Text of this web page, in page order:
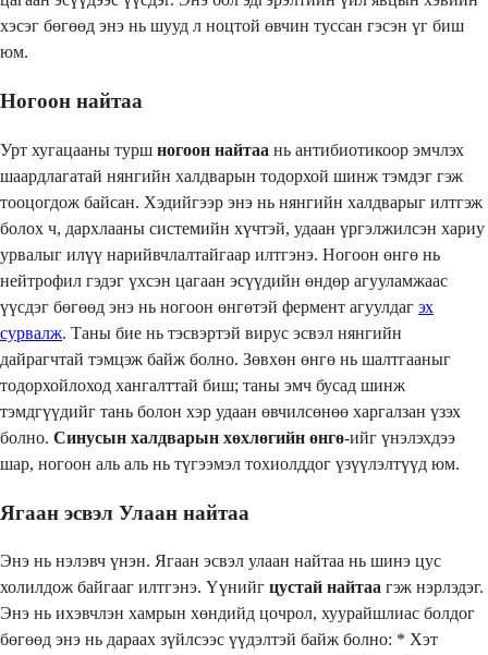
хэсэг бөгөөд энэ нь шууд л ноцтой өвчин туссан гэсэн үг биш
юм.
Ногоон найтаа
Урт хугацааны турш ногоон найтаа нь антибиотикоор эмчлэх
шаардлагатай нянгийн халдварын тодорхой шинж тэмдэг гэж
тооцогдож байсан. Хэдийгээр энэ нь нянгийн халдварыг илтгэж
болох ч, дархлааны системийн хүчтэй, удаан үргэлжилсэн хариу
урвалыг илүү нарийвчлалтайгаар илтгэнэ. Ногоон өнгө нь
нейтрофил гэдэг үхсэн цагаан эсүүдийн өндөр агууламжаас
үүсдэг бөгөөд энэ нь ногоон өнгөтэй фермент агуулдаг эх
сурвалж. Таны бие нь тэсвэртэй вирус эсвэл нянгийн
дайрагчтай тэмцэж байж болно. Зөвхөн өнгө нь шалтгааныг
тодорхойлоход хангалттай биш; таны эмч бусад шинж
тэмдгүүдийг тань болон хэр удаан өвчилсөнөө харгалзан үзэх
болно. Синусын халдварын хөхлөгийн өнгө-ийг үнэлэхдээ
шар, ногоон аль аль нь түгээмэл тохиолддог үзүүлэлтүүд юм.
Ягаан эсвэл Улаан найтаа
Энэ нь нэлэвч үнэн. Ягаан эсвэл улаан найтаа нь шинэ цус
холилдож байгааг илтгэнэ. Үүнийг цустай найтаа гэж нэрлэдэг.
Энэ нь ихэвчлэн хамрын хөндийд цочрол, хуурайшлиас болдог
бөгөөд энэ нь дараах зүйлсээс үүдэлтэй байж болно: * Хэт